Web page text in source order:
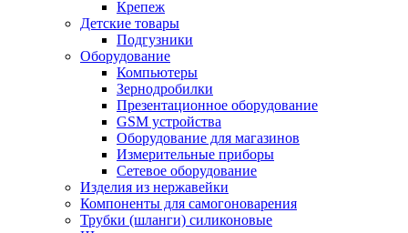
Крепеж
Детские товары
Подгузники
Оборудование
Компьютеры
Зернодробилки
Презентационное оборудование
GSM устройства
Оборудование для магазинов
Измерительные приборы
Сетевое оборудование
Изделия из нержавейки
Компоненты для самогоноварения
Трубки (шланги) силиконовые